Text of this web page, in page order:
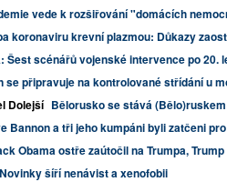
vede k rozšiřování "domácích
koronaviru krevní plazmou: Důkazy
Šest scénářů vojenské intervence po 20.
se připravuje na kontrolované střídání u
Dolejší Bělorusko se stává (Bělo)ruskem
Bannon a tři jeho kumpáni byli zatčeni
Obama ostře zaútočil na Trumpa,
šíří nenávist a xenofobii